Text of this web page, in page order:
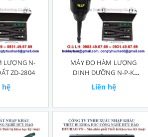
LƯỢNG N-
ZD-2804
hệ
MÁY ĐO HÀM LƯỢNG
DINH DƯỠNG N-P-K
TRONG ĐẤT
Liên hệ